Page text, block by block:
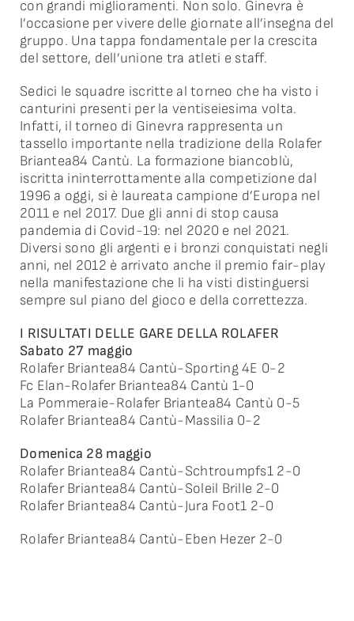
con grandi miglioramenti. Non solo. Ginevra è
l’occasione per vivere delle giornate all’insegna del
gruppo. Una tappa fondamentale per la crescita
del settore, dell’unione tra atleti e staff.
Sedici le squadre iscritte al torneo che ha visto i
canturini presenti per la ventiseiesima volta.
Infatti, il torneo di Ginevra rappresenta un
tassello importante nella tradizione della Rolafer
Briantea84 Cantù. La formazione biancoblù,
iscritta ininterrottamente alla competizione dal
1996 a oggi, si è laureata campione d’Europa nel
2011 e nel 2017. Due gli anni di stop causa
pandemia di Covid-19: nel 2020 e nel 2021.
Diversi sono gli argenti e i bronzi conquistati negli
anni, nel 2012 è arrivato anche il premio fair-play
nella manifestazione che li ha visti distinguersi
sempre sul piano del gioco e della correttezza.
I RISULTATI DELLE GARE DELLA ROLAFER
Sabato 27 maggio
Rolafer Briantea84 Cantù-Sporting 4E 0-2
Fc Elan-Rolafer Briantea84 Cantù 1-0
La Pommeraie-Rolafer Briantea84 Cantù 0-5
Rolafer Briantea84 Cantù-Massilia 0-2
Domenica 28 maggio
Rolafer Briantea84 Cantù-Schtroumpfs1 2-0
Rolafer Briantea84 Cantù-Soleil Brille 2-0
Rolafer Briantea84 Cantù-Jura Foot1 2-0
Rolafer Briantea84 Cantù-Eben Hezer 2-0